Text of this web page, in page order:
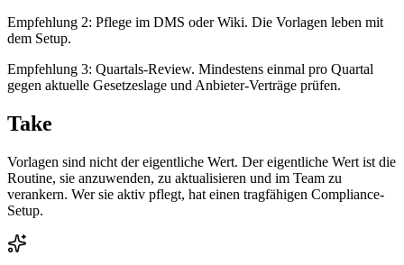
Empfehlung 2: Pflege im DMS oder Wiki. Die Vorlagen leben mit
dem Setup.
Empfehlung 3: Quartals-Review. Mindestens einmal pro Quartal
gegen aktuelle Gesetzeslage und Anbieter-Verträge prüfen.
Take
Vorlagen sind nicht der eigentliche Wert. Der eigentliche Wert ist die
Routine, sie anzuwenden, zu aktualisieren und im Team zu
verankern. Wer sie aktiv pflegt, hat einen tragfähigen Compliance-
Setup.